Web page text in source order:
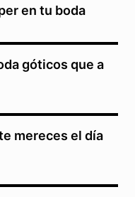
en tu boda
góticos que a
mereces el día